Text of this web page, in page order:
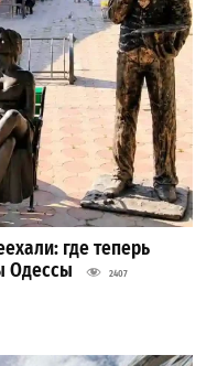
где теперь
Одессы
2407